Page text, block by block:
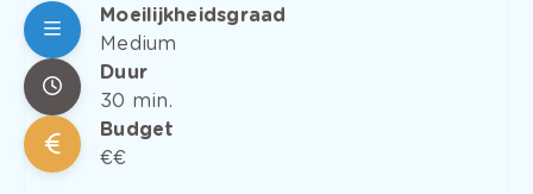
Moeilijkheidsgraad
Medium
Duur
30 min.
Budget
€€